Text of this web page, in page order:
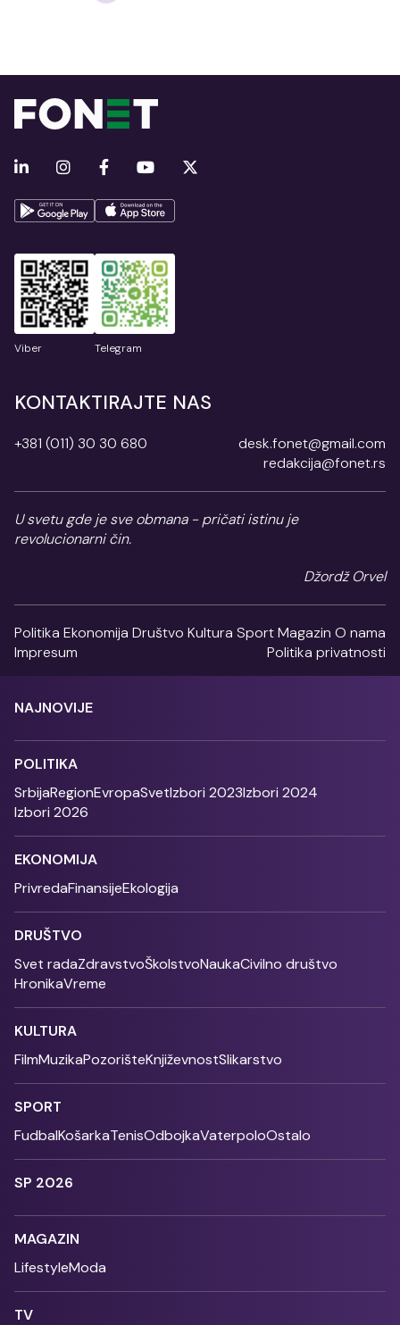
Viber Telegram
KONTAKTIRAJTE NAS
+381 (011) 30 30 680
desk.fonet@gmail.com
redakcija@fonet.rs
U svetu gde je sve obmana - pričati istinu je
revolucionarni čin.
Džordž Orvel
Politika Ekonomija Društvo Kultura SportMagazin O nama
Impresum
Politika privatnosti
NAJNOVIJE
POLITIKA
SrbijaRegionEvropaSvetIzbori 2023Izbori 2024
Izbori 2026
EKONOMIJA
PrivredaFinansijeEkologija
DRUŠTVO
Svet radaZdravstvoŠkolstvoNaukaCivilno društvo
HronikaVreme
KULTURA
FilmMuzikaPozorišteKnjiževnostSlikarstvo
SPORT
FudbalKošarkaTenisOdbojkaVaterpoloOstalo
SP 2026
MAGAZIN
LifestyleModa
TV